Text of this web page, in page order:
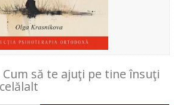
să te ajuţi pe tine însuţi